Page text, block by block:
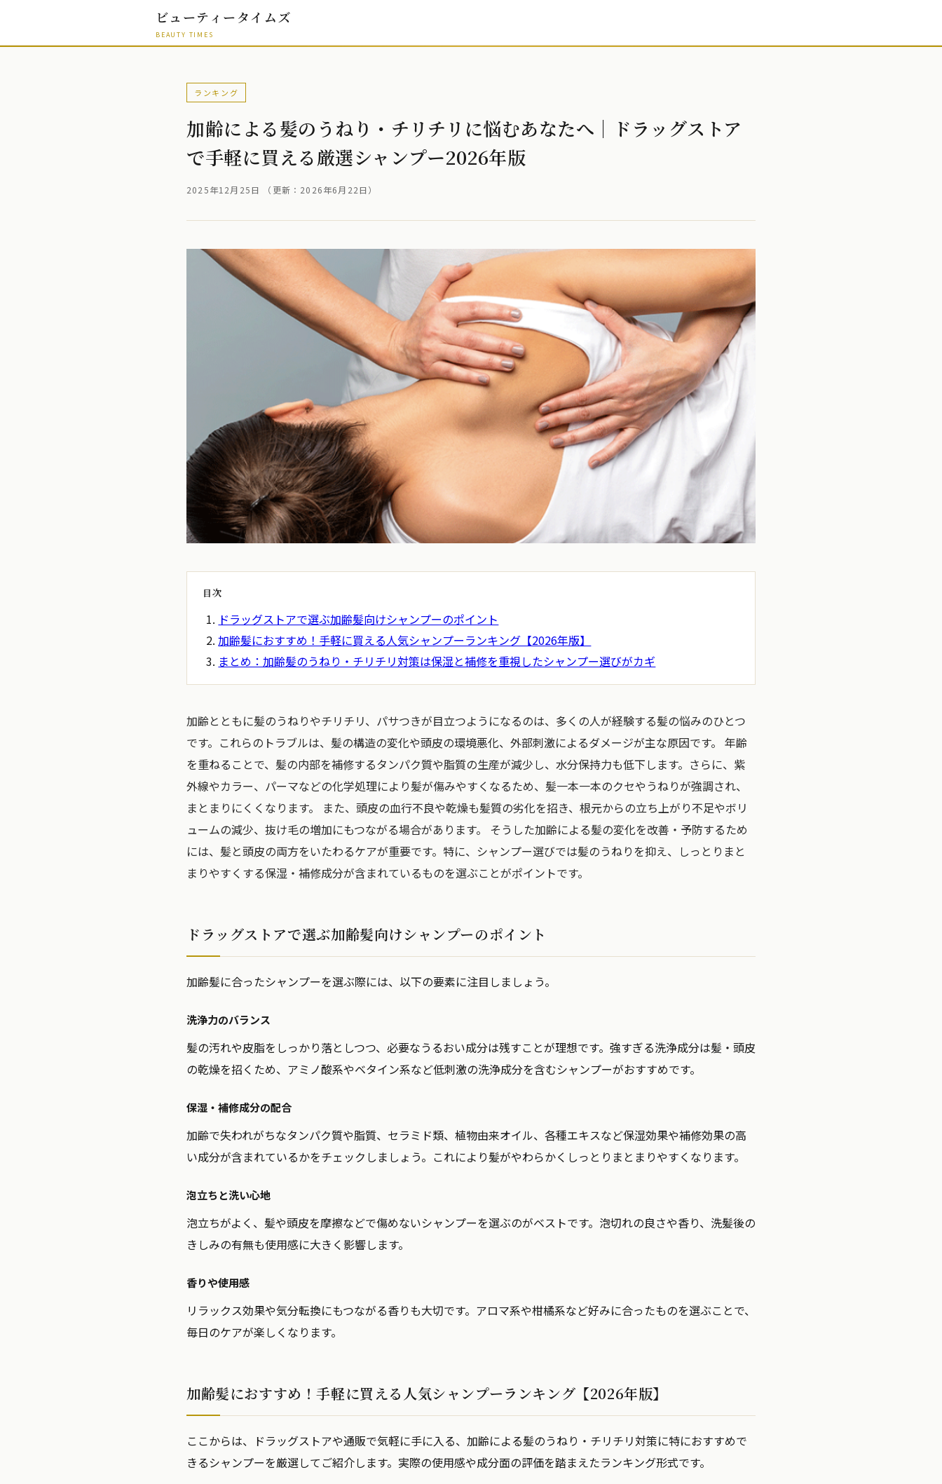
ビューティータイムズ
BEAUTY TIMES
ランキング
加齢による髪のうねり・チリチリに悩むあなたへ｜ドラッグストア
で手軽に買える厳選シャンプー2026年版
2025年12月25日 （更新： 2026年6月22日）
目次
ドラッグストアで選ぶ加齢髪向けシャンプーのポイント
加齢髪におすすめ！手軽に買える人気シャンプーランキング【2026年版】
まとめ：加齢髪のうねり・チリチリ対策は保湿と補修を重視したシャンプー選びがカギ
加齢とともに髪のうねりやチリチリ、パサつきが目立つようになるのは、多くの人が経験する髪の悩みのひとつ
です。これらのトラブルは、髪の構造の変化や頭皮の環境悪化、外部刺激によるダメージが主な原因です。 年齢
を重ねることで、髪の内部を補修するタンパク質や脂質の生産が減少し、水分保持力も低下します。さらに、紫
外線やカラー、パーマなどの化学処理により髪が傷みやすくなるため、髪一本一本のクセやうねりが強調され、
まとまりにくくなります。 また、頭皮の血行不良や乾燥も髪質の劣化を招き、根元からの立ち上がり不足やボリ
ュームの減少、抜け毛の増加にもつながる場合があります。 そうした加齢による髪の変化を改善・予防するため
には、髪と頭皮の両方をいたわるケアが重要です。特に、シャンプー選びでは髪のうねりを抑え、しっとりまと
まりやすくする保湿・補修成分が含まれているものを選ぶことがポイントです。
ドラッグストアで選ぶ加齢髪向けシャンプーのポイント
加齢髪に合ったシャンプーを選ぶ際には、以下の要素に注目しましょう。
洗浄力のバランス
髪の汚れや皮脂をしっかり落としつつ、必要なうるおい成分は残すことが理想です。強すぎる洗浄成分は髪・頭皮
の乾燥を招くため、アミノ酸系やベタイン系など低刺激の洗浄成分を含むシャンプーがおすすめです。
保湿・補修成分の配合
加齢で失われがちなタンパク質や脂質、セラミド類、植物由来オイル、各種エキスなど保湿効果や補修効果の高
い成分が含まれているかをチェックしましょう。これにより髪がやわらかくしっとりまとまりやすくなります。
泡立ちと洗い心地
泡立ちがよく、髪や頭皮を摩擦などで傷めないシャンプーを選ぶのがベストです。泡切れの良さや香り、洗髪後の
きしみの有無も使用感に大きく影響します。
香りや使用感
リラックス効果や気分転換にもつながる香りも大切です。アロマ系や柑橘系など好みに合ったものを選ぶことで、
毎日のケアが楽しくなります。
加齢髪におすすめ！手軽に買える人気シャンプーランキング【2026年版】
ここからは、ドラッグストアや通販で気軽に手に入る、加齢による髪のうねり・チリチリ対策に特におすすめで
きるシャンプーを厳選してご紹介します。実際の使用感や成分面の評価を踏まえたランキング形式です。